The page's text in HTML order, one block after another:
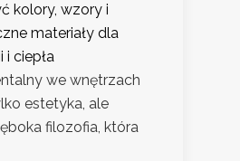
kolory, wzory i
materiały dla
i ciepła
we wnętrzach
estetyka, ale
filozofia, która